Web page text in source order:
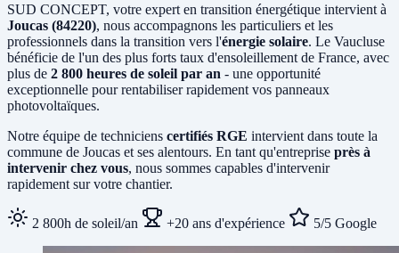
SUD CONCEPT, votre expert en transition énergétique intervient à
Joucas (84220), nous accompagnons les particuliers et les
professionnels dans la transition vers l'énergie solaire. Le Vaucluse
bénéficie de l'un des plus forts taux d'ensoleillement de France, avec
plus de 2 800 heures de soleil par an - une opportunité
exceptionnelle pour rentabiliser rapidement vos panneaux
photovoltaïques.
Notre équipe de techniciens certifiés RGE intervient dans toute la
commune de Joucas et ses alentours. En tant qu'entreprise près à
intervenir chez vous, nous sommes capables d'intervenir
rapidement sur votre chantier.
2 800h de soleil/an +20 ans d'expérience 5/5 Google